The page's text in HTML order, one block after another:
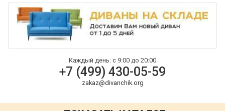
Оплата и доставка
Контакты
Каждый день: с 9:00 до 20:00
+7 (499) 430-05-59
zakaz@divanchik.org